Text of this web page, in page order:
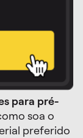
para pré-
soa o
preferido